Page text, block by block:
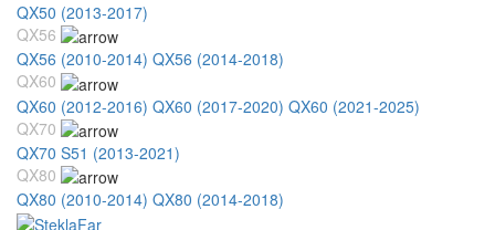
QX50 (2013-2017)
QX56
QX56 (2010-2014) QX56 (2014-2018)
QX60
QX60 (2012-2016) QX60 (2017-2020) QX60 (2021-2025)
QX70
QX70 S51 (2013-2021)
QX80
QX80 (2010-2014) QX80 (2014-2018)